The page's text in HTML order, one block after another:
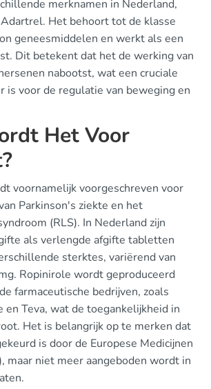
merknamen in Nederland,
Het behoort tot de klasse
geneesmiddelen en werkt als een
Dit betekent dat het de werking van
nabootst, wat een cruciale
is voor de regulatie van beweging en
Het Voor
voornamelijk voorgeschreven voor
Parkinson's ziekte en het
(RLS). In Nederland zijn
als verlengde afgifte tabletten
sterktes, variërend van
Ropinirole wordt geproduceerd
farmaceutische bedrijven, zoals
en Teva, wat de toegankelijkheid in
Het is belangrijk op te merken dat
is door de Europese Medicijnen
maar niet meer aangeboden wordt in